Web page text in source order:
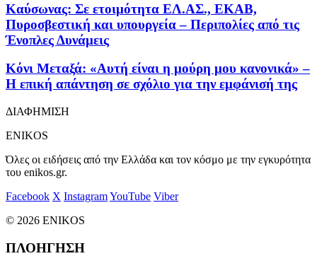
Καύσωνας: Σε ετοιμότητα ΕΛ.ΑΣ., ΕΚΑΒ,
Πυροσβεστική και υπουργεία – Περιπολίες από τις
Ένοπλες Δυνάμεις
Κόνι Μεταξά: «Αυτή είναι η μούρη μου κανονικά» –
Η επική απάντηση σε σχόλιο για την εμφάνισή της
ΔΙΑΦΗΜΙΣΗ
ENIKOS
Όλες οι ειδήσεις από την Ελλάδα και τον κόσμο με την εγκυρότητα
του enikos.gr.
Facebook X InstagramYouTube Viber
© 2026 ENIKOS
ΠΛΟΗΓΗΣΗ